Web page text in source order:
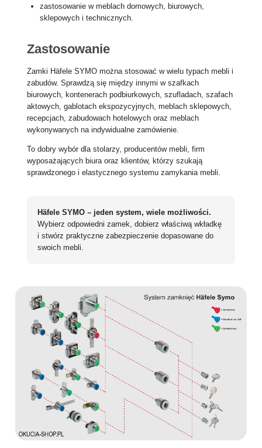
zastosowanie w meblach domowych, biurowych,
sklepowych i technicznych.
Zastosowanie
Zamki Häfele SYMO można stosować w wielu typach mebli i
zabudów. Sprawdzą się między innymi w szafkach
biurowych, kontenerach podbiurkowych, szufladach, szafach
aktowych, gablotach ekspozycyjnych, meblach sklepowych,
recepcjach, zabudowach hotelowych oraz meblach
wykonywanych na indywidualne zamówienie.
To dobry wybór dla stolarzy, producentów mebli, firm
wyposażających biura oraz klientów, którzy szukają
sprawdzonego i elastycznego systemu zamykania mebli.
Häfele SYMO – jeden system, wiele możliwości.
Wybierz odpowiedni zamek, dobierz właściwą wkładkę
i stwórz praktyczne zabezpieczenie dopasowane do
swoich mebli.